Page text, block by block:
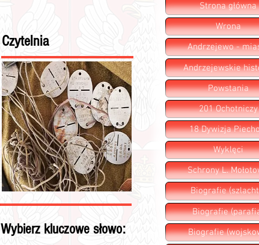
Czytelnia
Wybierz kluczowe słowo:
Strona główna
Wrona
Andrzejewo -
Andrzejewskie
Powstania
201 Ochotniczy
18 Dywizja
Wyklęci
Schrony L.
Biografie
Biografie
Biografie